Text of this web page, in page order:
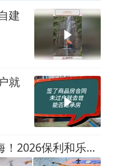
建
就
“生活有好戏”遇见上海！2026保利和乐中国上海站，一场场好戏正上演！